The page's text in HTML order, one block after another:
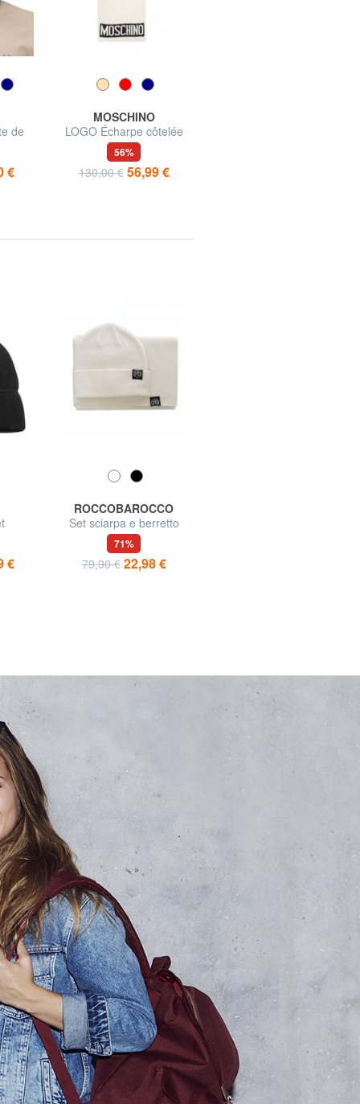
de
€
MOSCHINO
LOGO Écharpe côtelée
56%
130,00 € 56,99 €
€
ROCCOBAROCCO
Set sciarpa e berretto
beanie
71%
79,90 € 22,98 €